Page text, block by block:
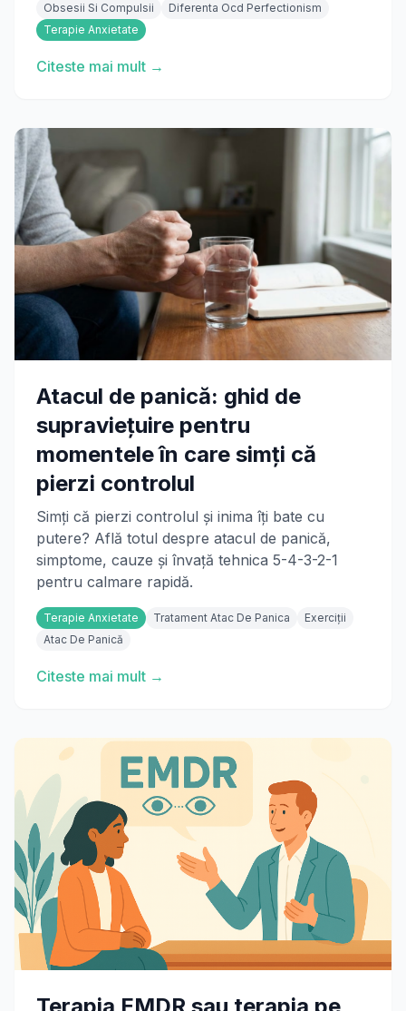
Obsesii Si Compulsii
Diferenta Ocd Perfectionism
Terapie Anxietate
Citeste mai mult →
Atacul de panică: ghid de
supraviețuire pentru
momentele în care simți că
pierzi controlul
Simți că pierzi controlul și inima îți bate cu
putere? Află totul despre atacul de panică,
simptome, cauze și învață tehnica 5-4-3-2-1
pentru calmare rapidă.
Terapie Anxietate Tratament Atac De Panica
Exerciții
Atac De Panică
Citeste mai mult →